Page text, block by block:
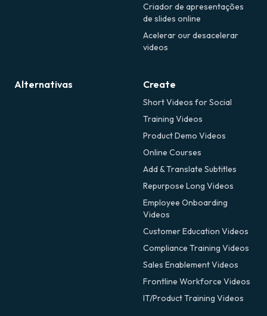
Criador de apresentações
de slides online
Acelerar our desacelerar
videos
Alternativas Create
Short Videos for Social
Training Videos
Product Demo Videos
Online Courses
Add & Translate Subtitles
Repurpose Long Videos
Employee Onboarding
Videos
Customer Education Videos
Compliance Training Videos
Sales Enablement Videos
Frontline Workforce Videos
IT/Product Training Videos